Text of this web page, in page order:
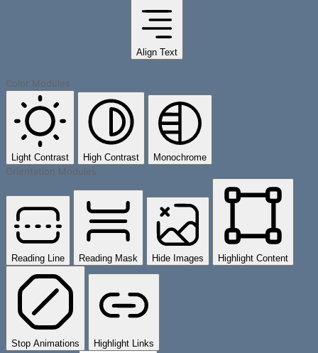
Align Text
Color Modules
Light Contrast High Contrast Monochrome
Orientation Modules
Reading Line Reading Mask Hide Images Highlight Content
Stop Animations Highlight Links